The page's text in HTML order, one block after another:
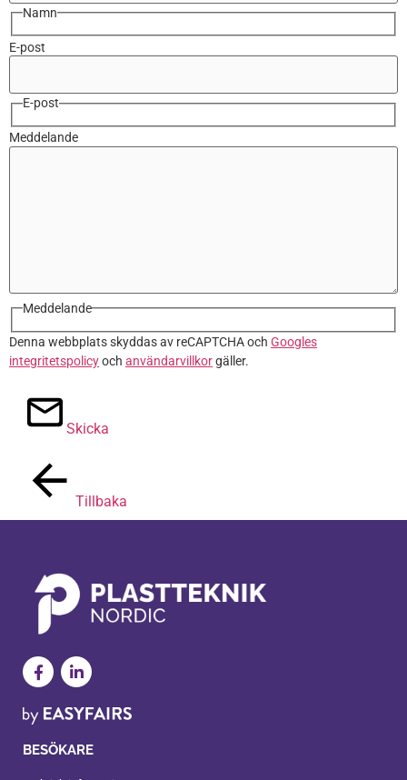
Namn
E-post
E-post
Meddelande
Meddelande
Denna webbplats skyddas av reCAPTCHA och Googles
integritetspolicyoch användarvillkorgäller.
Skicka
Tillbaka
BESÖKARE